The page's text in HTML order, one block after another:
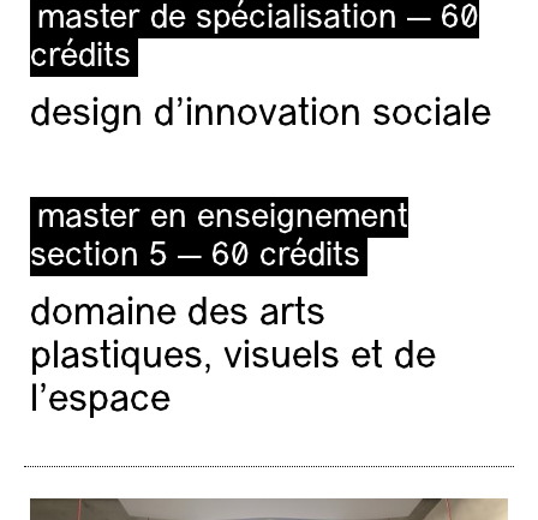
master de spécialisation — 60
crédits
design d'innovation sociale
master en enseignement
section 5 — 60 crédits
domaine des arts
plastiques, visuels et de
l’espace